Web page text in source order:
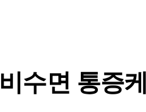
비수면 통증